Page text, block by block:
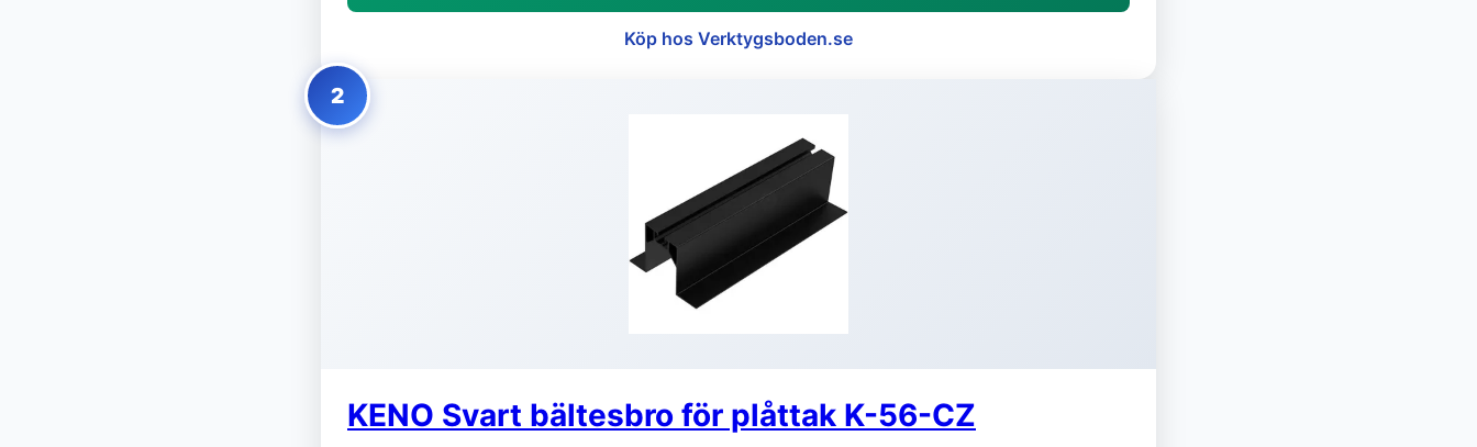
Köp hos Verktygsboden.se
2
KENO Svart bältesbro för plåttak K-56-CZ